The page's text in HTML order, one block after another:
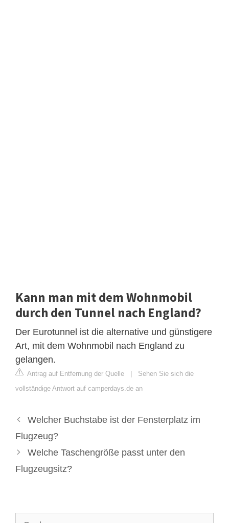
Kann man mit dem Wohnmobil
durch den Tunnel nach England?
Der Eurotunnel ist die alternative und günstigere
Art, mit dem Wohnmobil nach England zu
gelangen.
Antrag auf Entfernung der Quelle | Sehen Sie sich die
vollständige Antwort auf camperdays.de an
Welcher Buchstabe ist der Fensterplatz im
Flugzeug?
Welche Taschengröße passt unter den
Flugzeugsitz?